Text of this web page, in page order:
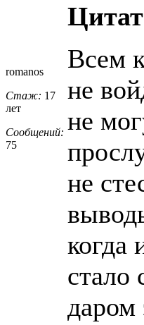
romanos
Стаж: 17
лет
Сообщений:
75
Всем
не
не
не
когда
стало
даром